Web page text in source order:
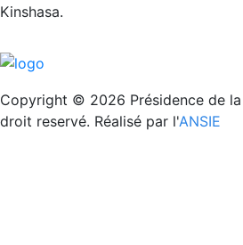
Kinshasa.
Copyright © 2026 Présidence de
droit reservé. Réalisé par l'ANSIE